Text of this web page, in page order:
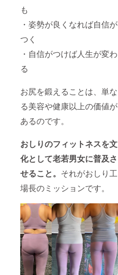
も
・姿勢が良くなれば自信が
つく
・自信がつけば人生が変わ
る
お尻を鍛えることは、単な
る美容や健康以上の価値が
あるのです。
おしりのフィットネスを文
化として老若男女に普及さ
せること。 それがおしり工
場長のミッションです。